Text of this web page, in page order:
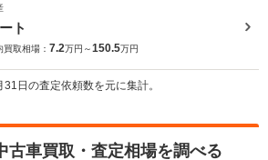
ト
買取相場： 7.2万円～150.5万円
日の査定依頼数を元に集計。
古車買取・査定相場を調べる